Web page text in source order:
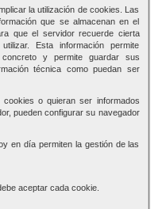
la utilización de cookies. Las
que se almacenan en el
que el servidor recuerde cierta
Esta información permite
y permite guardar sus
técnica como puedan ser
o quieran ser informados
pueden configurar su navegador
en día permiten la gestión de las
aceptar cada cookie.